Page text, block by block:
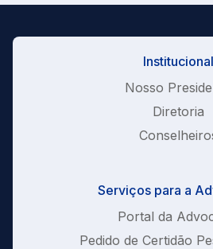
Institucional
Nosso
Diretoria
Serviços para a
Portal da
Pedido de Certidão